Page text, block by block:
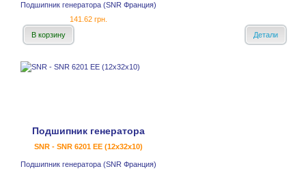
Подшипник генератора (SNR Франция)
141.62 грн.
В корзину
Детали
Подшипник генератора
SNR - SNR 6201 EE (12x32x10)
Подшипник генератора (SNR Франция)